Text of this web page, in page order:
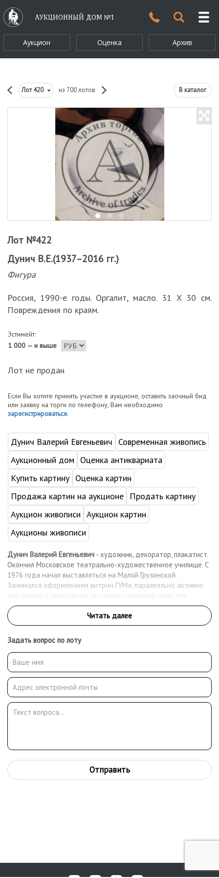
АУКЦИОННЫЙ ДОМ №1
Аукцион Оценка Архив
Лот420 из 700 лотов В каталог
Лот №422
Дунич В.Е.(1937–2016 гг.)
Фигура
Россия, 1990-е годы. Оргалит, масло. 31 Х 30 см.
Повреждения по краям.
Эстимейт:
1 000 — и выше
Лот не продан
Если Вы хотите принять участие в аукционе, оставить заочный бид
или заявку на торги по телефону, Вам необходимо
зарегистрироваться.
Дунич Валерий Евгеньевич
Современная живопись
Аукционный дом
Оценка антиквариата
Купить картину Оценка картин
Продажа картин на аукционе
Продать картину
Аукцион живописи Аукцион картин
Аукционы живописи
Дунич Валерий Евгеньевич - художник, декоратор, плакатист.
Окончил Московское театрально-художественное училище. С
1976 года начал выставляться на Малой Грузинской.
Занимался оформлением витрин ГУМа, паралелльно активно
участвовал в квартирных выставках нонконформистов.
Работы Валерия Дунича были представлены на Бульдозерной
выставке, а также на прошедшей в 1991 году в Манеже
выставке под названием "Малая Грузинская,28".
Задать вопрос по лоту
Отправить